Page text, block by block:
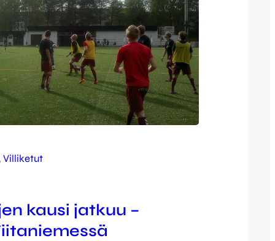
Villiketut
kausi jatkuu –